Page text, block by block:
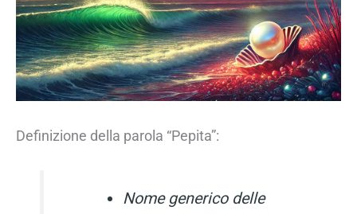
Definizione della parola “Pepita”:
Nome generico delle